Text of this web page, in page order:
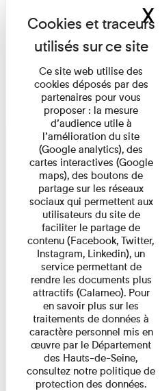
Ce site web utilise des
cookies déposés par des
partenaires pour vous
proposer : la mesure
d’audience utile à
l’amélioration du site
(Google analytics), des
cartes interactives (Google
maps), des boutons de
partage sur les réseaux
sociaux qui permettent aux
utilisateurs du site de
faciliter le partage de
contenu (Facebook, Twitter,
Instagram, Linkedin), un
service permettant de
rendre les documents plus
attractifs (Calameo). Pour
en savoir plus sur les
traitements de données à
caractère personnel mis en
œuvre par le Département
des Hauts-de-Seine,
consultez notre politique de
protection des données.
X